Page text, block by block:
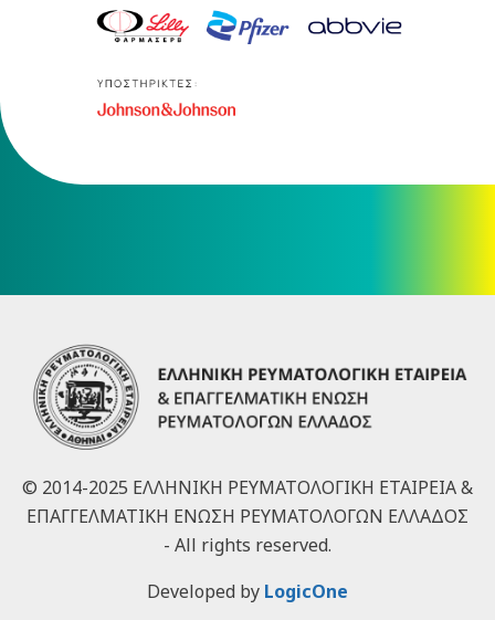
© 2014-2025 ΕΛΛΗΝΙΚΗ ΡΕΥΜΑΤΟΛΟΓΙΚΗ ΕΤΑΙΡΕΙΑ &
ΕΠΑΓΓΕΛΜΑΤΙΚΗ ΕΝΩΣΗ ΡΕΥΜΑΤΟΛΟΓΩΝ ΕΛΛΑΔΟΣ
- All rights reserved.
Developed by LogicOne